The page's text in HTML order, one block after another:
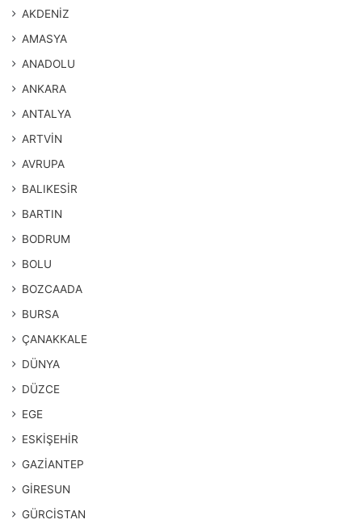
AKDENİZ
AMASYA
ANADOLU
ANKARA
ANTALYA
ARTVİN
AVRUPA
BALIKESİR
BARTIN
BODRUM
BOLU
BOZCAADA
BURSA
ÇANAKKALE
DÜNYA
DÜZCE
EGE
ESKİŞEHİR
GAZİANTEP
GİRESUN
GÜRCİSTAN